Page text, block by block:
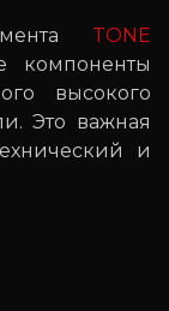
TONE
компоненты
высокого
Это важная
и